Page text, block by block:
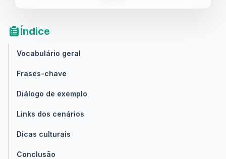
Índice
Vocabulário geral
Frases-chave
Diálogo de exemplo
Links dos cenários
Dicas culturais
Conclusão